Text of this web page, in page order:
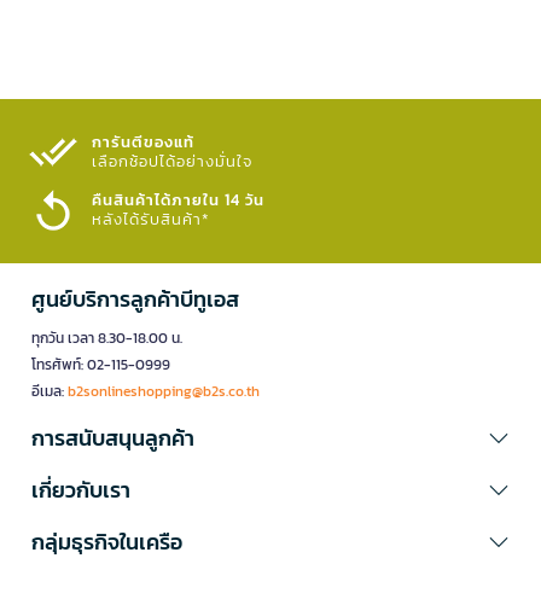
การันตีของแท้
เลือกช้อปได้อย่างมั่นใจ​
คืนสินค้าได้ภายใน 14 วัน
หลังได้รับสินค้า*
ศูนย์บริการลูกค้าบีทูเอส
ทุกวัน เวลา 8.30-18.00 น.
โทรศัพท์: 02-115-0999
อีเมล:b2sonlineshopping@b2s.co.th
การสนับสนุนลูกค้า
เกี่ยวกับเรา
กลุ่มธุรกิจในเครือ